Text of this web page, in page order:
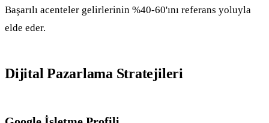
Başarılı acenteler gelirlerinin %40-60'ını referans yoluyla
elde eder.
Dijital Pazarlama Stratejileri